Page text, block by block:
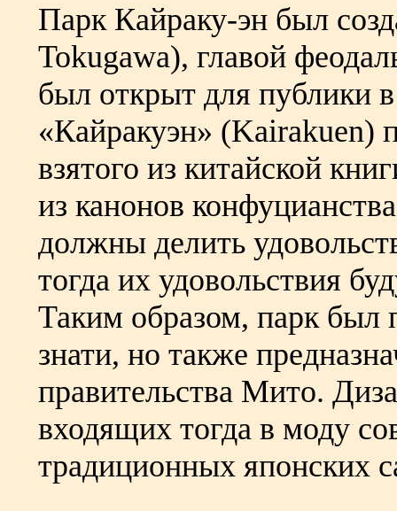
Парк Кайраку-эн был
Tokugawa), главой
был открыт для публики
«Кайракуэн» (Kairakuen)
взятого из китайской
из канонов
должны делить
тогда их удовольствия
Таким образом, парк был
знати, но также
правительства Мито.
входящих тогда в моду
традиционных японских